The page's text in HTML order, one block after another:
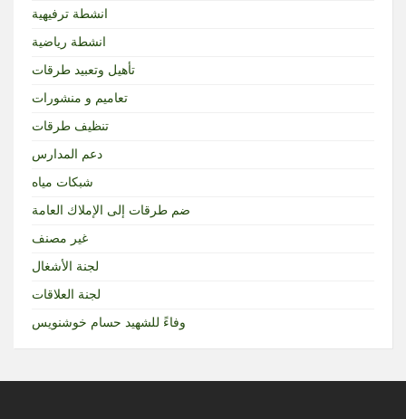
انشطة ترفيهية
انشطة رياضية
تأهيل وتعبيد طرقات
تعاميم و منشورات
تنظيف طرقات
دعم المدارس
شبكات مياه
ضم طرقات إلى الإملاك العامة
غير مصنف
لجنة الأشغال
لجنة العلاقات
وفاءً للشهيد حسام خوشنويس